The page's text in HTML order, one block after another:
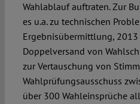
Wahlablauf auftraten. Zur
es u.a. zu technischen
Ergebnisübermittlung,
Doppelversand von
zur Vertauschung von
Wahlprüfungsausschuss
über 300 Wahleinsprüche